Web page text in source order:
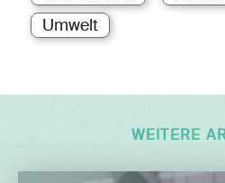
Umwelt
WEITERE